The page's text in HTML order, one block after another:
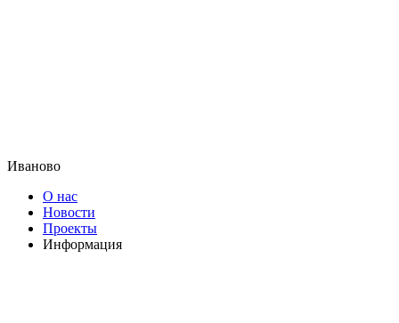
Иваново
О нас
Новости
Проекты
Информация